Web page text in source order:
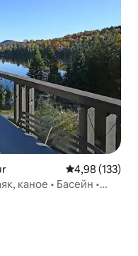
Середня
4,98 (133)
каное • Басейн •